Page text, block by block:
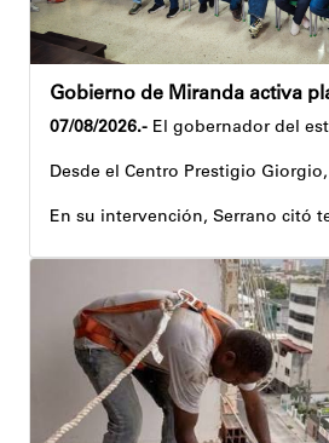
07/08/2026.- El gobernador del
Desde el Centro Prestigio
En su intervención, Serrano citó
Igualmente, explicó que el
Despliegue territorial
El encuentro contó con la
Como parte de los acuerdos
Joshua Piña